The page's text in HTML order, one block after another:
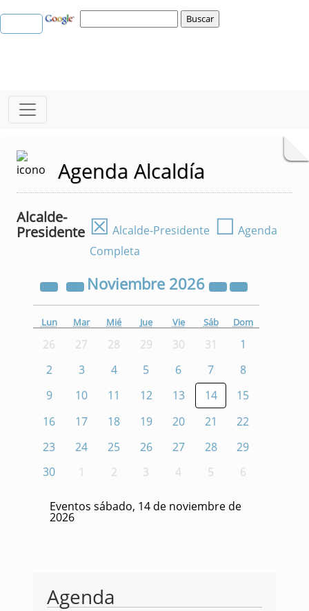
Agenda Alcaldía
Alcalde-
Presidente ☒ Alcalde-Presidente ☐ Agenda
Completa
Noviembre 2026
Lun Mar Mié Jue Vie Sáb Dom
26 27 28 29 30 31
1
2
3 4 5 6 7
8
9
10 11 12 13 14
15
16
17 18 19 20 21
22
23
24 25 26 27 28
29
30
1 2 3 4 5 6
Eventos sábado, 14 de noviembre de
2026
Agenda